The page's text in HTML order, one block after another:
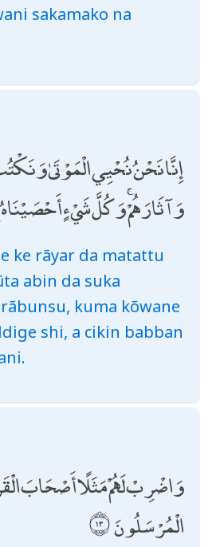
sakamako na
إِنَّا نَحْنُ نُحْيِي الْمَوْتَىٰ
وَآثَارَهُمْ ۚ وَكُلَّ شَيْءٍ أَحْصَيْنَاهُ
ke rãyar da matattu
abin da suka
kuma kõwane
shi, a cikin babban
وَاضْرِبْ لَهُمْ مَثَلًا أَصْحَابَ
الْمُرْسَلُونَ